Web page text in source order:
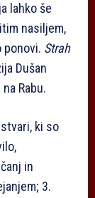
lahko še
nasiljem,
ponovi. Strah
Dušan
Rabu.
ki so
in
3.